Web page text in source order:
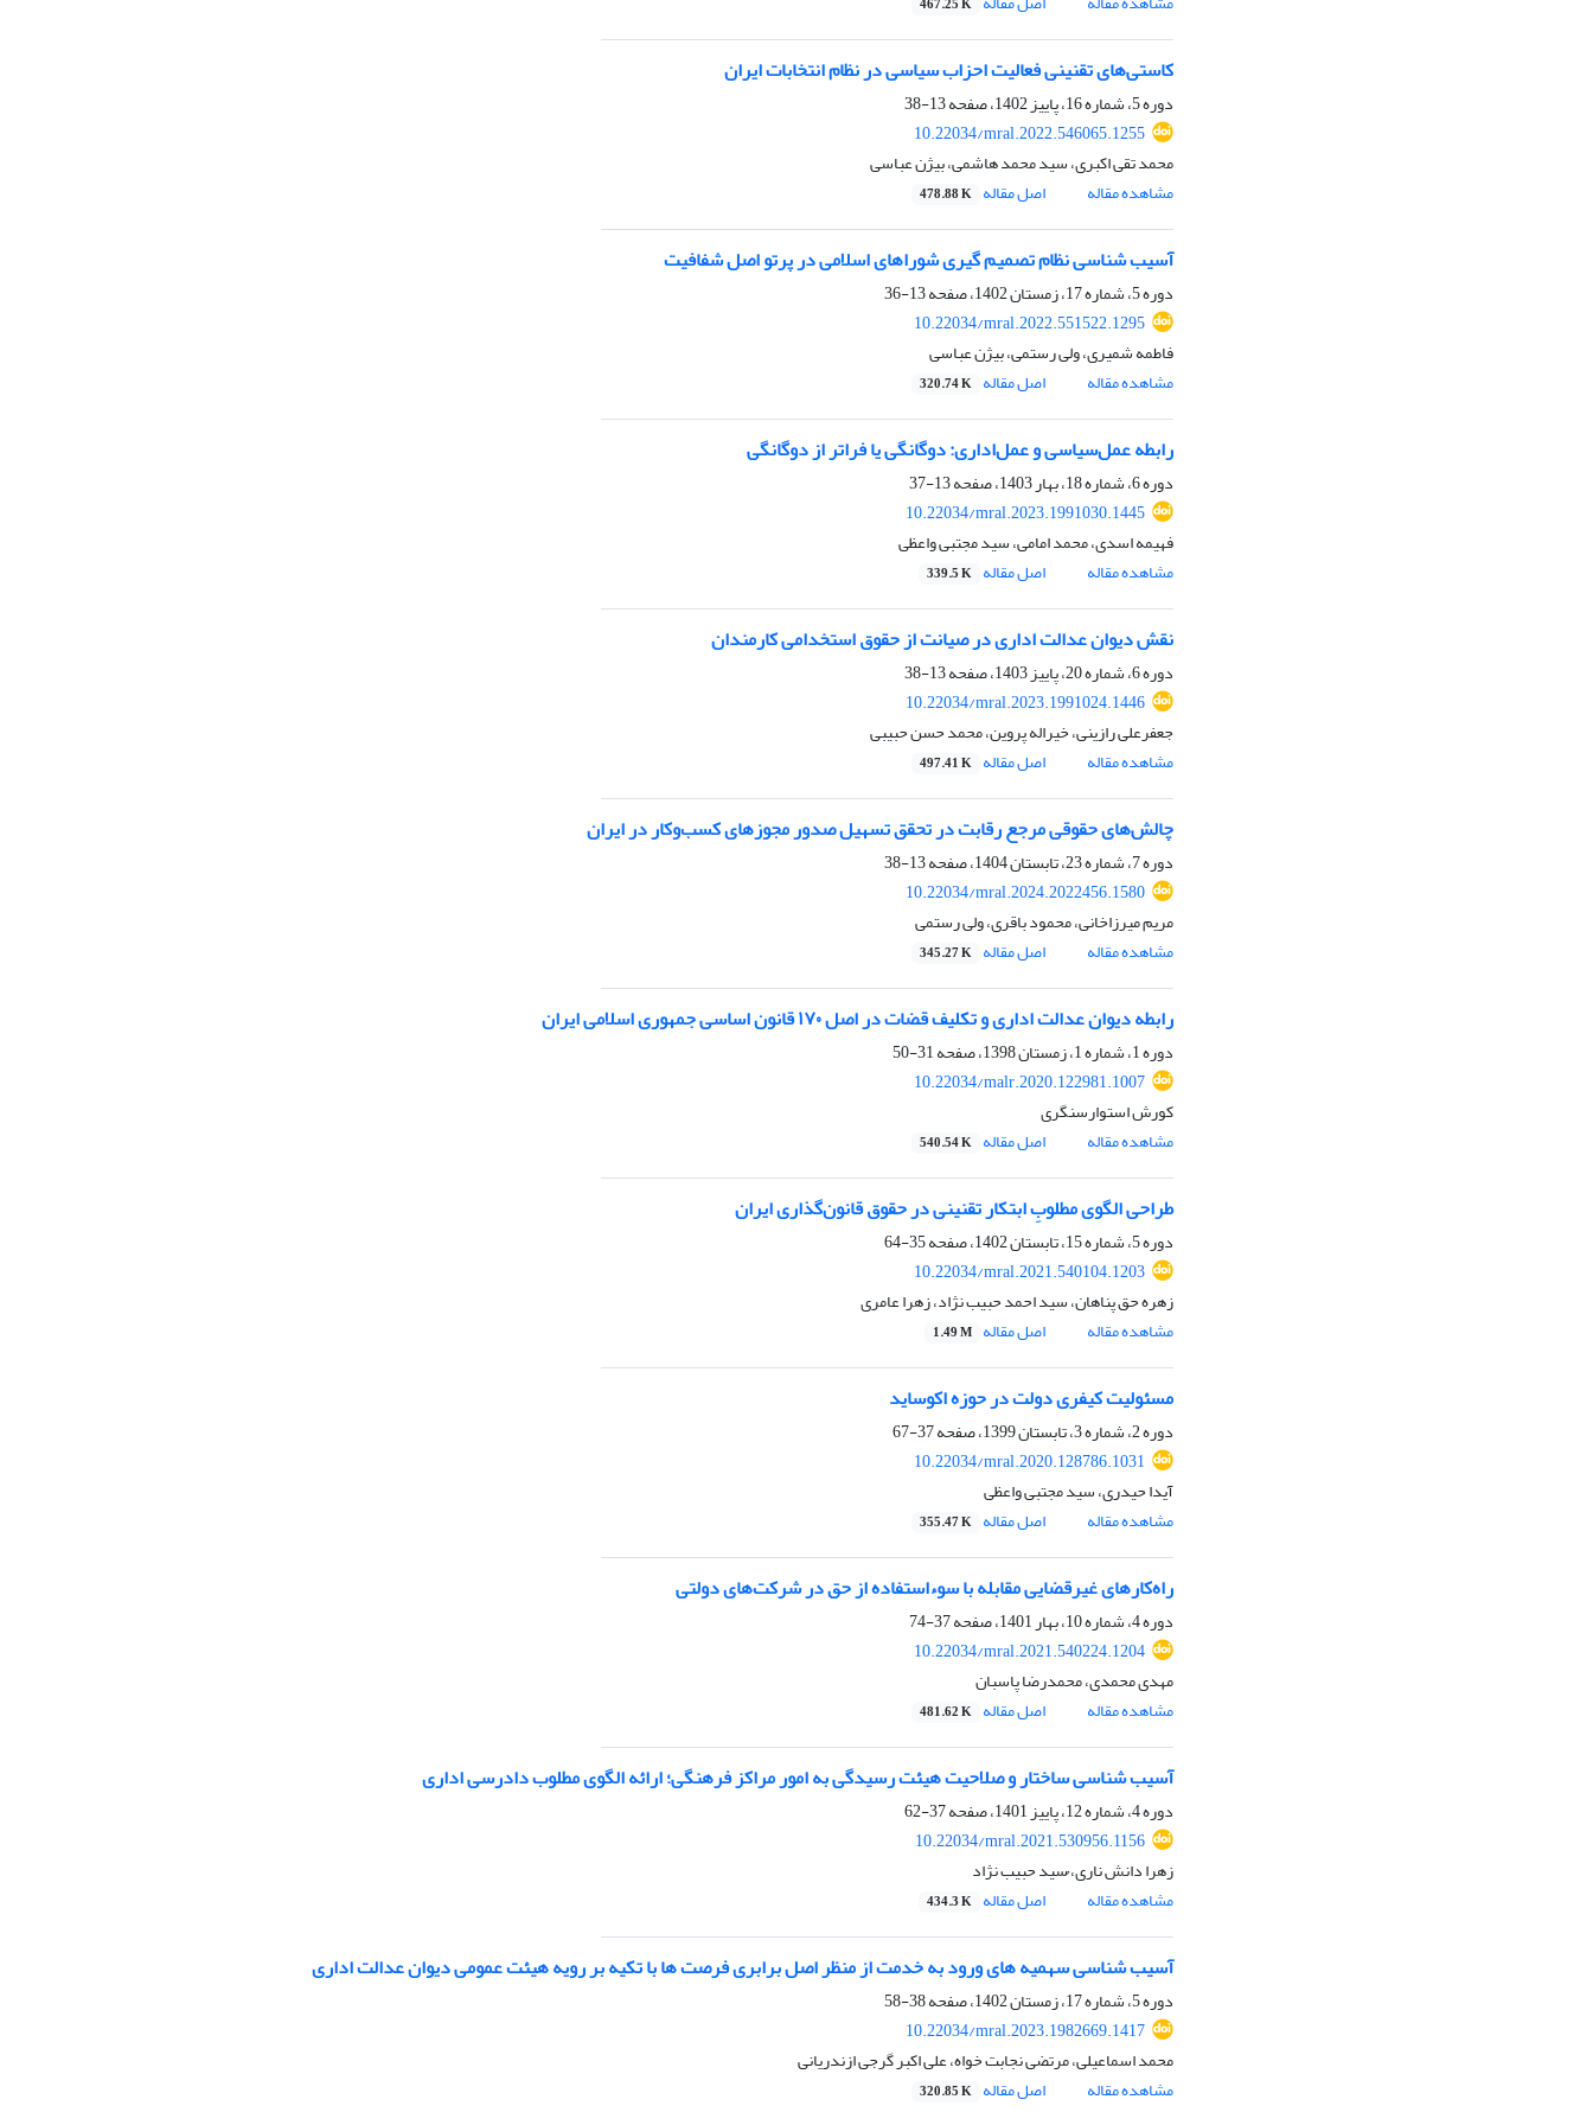
467.25 K
کاستی‌های تقنینی فعالیت احزاب سیاسی در نظام انتخابات ایران
دوره 5، شماره 16، پاییز 1402، صفحه
13-38
10.22034/mral.2022.546065.1255
محمد تقی اکبری، سید محمد هاشمی، بیژن عباسی
مشاهده مقاله
اصل مقاله 478.88 K
آسیب شناسی نظام تصمیم گیری شوراهای اسلامی در پرتو اصل شفافیت
دوره 5، شماره 17، زمستان 1402، صفحه
13-36
10.22034/mral.2022.551522.1295
فاطمه شمیری، ولی رستمی، بیژن عباسی
مشاهده مقاله
اصل مقاله 320.74 K
رابطه عمل‌سیاسی و عمل‌اداری: دوگانگی یا فراتر از دوگانگی
دوره 6، شماره 18، بهار 1403، صفحه
13-37
10.22034/mral.2023.1991030.1445
فهیمه اسدی، محمد امامی، سید مجتبی واعظی
مشاهده مقاله
اصل مقاله 339.5 K
نقش دیوان عدالت اداری در صیانت از حقوق استخدامی کارمندان
دوره 6، شماره 20، پاییز 1403، صفحه
13-38
10.22034/mral.2023.1991024.1446
جعفرعلی رازینی، خیراله پروین، محمد حسن حبیبی
مشاهده مقاله
اصل مقاله 497.41 K
چالش‌های حقوقی مرجع رقابت در تحقق تسهیل صدور مجوزهای کسب‌وکار در ایران
دوره 7، شماره 23، تابستان 1404، صفحه
13-38
10.22034/mral.2024.2022456.1580
مریم میرزاخانی، محمود باقری، ولی رستمی
مشاهده مقاله
اصل مقاله 345.27 K
رابطه دیوان عدالت اداری و تکلیف قضات در اصل ۱۷۰ قانون اساسی جمهوری اسلامی ایران
دوره 1، شماره 1، زمستان 1398، صفحه
31-50
10.22034/malr.2020.122981.1007
کورش استوارسنگری
مشاهده مقاله
اصل مقاله 540.54 K
طراحی الگوی مطلوبِ ابتکار تقنینی در حقوق قانون‌گذاری ایران
دوره 5، شماره 15، تابستان 1402، صفحه
35-64
10.22034/mral.2021.540104.1203
زهره حق پناهان، سید احمد حبیب نژاد، زهرا عامری
مشاهده مقاله
اصل مقاله 1.49 M
مسئولیت کیفری دولت در حوزه اکوساید
دوره 2، شماره 3، تابستان 1399، صفحه
37-67
10.22034/mral.2020.128786.1031
آیدا حیدری، سید مجتبی واعظی
مشاهده مقاله
اصل مقاله 355.47 K
راه‌کارهای غیرقضایی مقابله با سوءاستفاده از حق در شرکت‌های دولتی
دوره 4، شماره 10، بهار 1401، صفحه
37-74
10.22034/mral.2021.540224.1204
مهدی محمدی، محمدرضا پاسبان
مشاهده مقاله
اصل مقاله 481.62 K
آسیب شناسی ساختار و صلاحیت هیئت رسیدگی به امور مراکز فرهنگی؛ ارائه الگوی مطلوب دادرسی اداری
دوره 4، شماره 12، پاییز 1401، صفحه
37-62
10.22034/mral.2021.530956.1156
زهرا دانش ناری، ُسید حبیب نژاد
مشاهده مقاله
اصل مقاله 434.3 K
آسیب شناسی سهمیه های ورود به خدمت از منظر اصل برابری فرصت ها با تکیه بر رویه هیئت عمومی دیوان عدالت اداری
دوره 5، شماره 17، زمستان 1402، صفحه
38-58
10.22034/mral.2023.1982669.1417
محمد اسماعیلی، مرتضی نجابت خواه، علی اکبر گرجی ازندریانی
مشاهده مقاله
اصل مقاله 320.85 K